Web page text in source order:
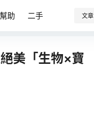
幫助 二手 文章
美「生物×寶